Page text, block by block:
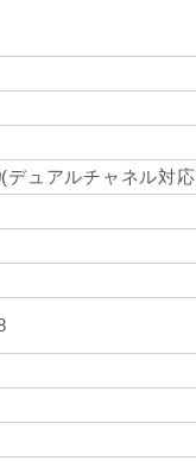
ュアルチャネル対